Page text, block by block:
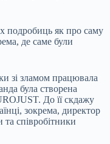
подробиць як про саму
де саме були
зі зламом працювала
була створена
До її скдажу
зокрема, директор
співробітники